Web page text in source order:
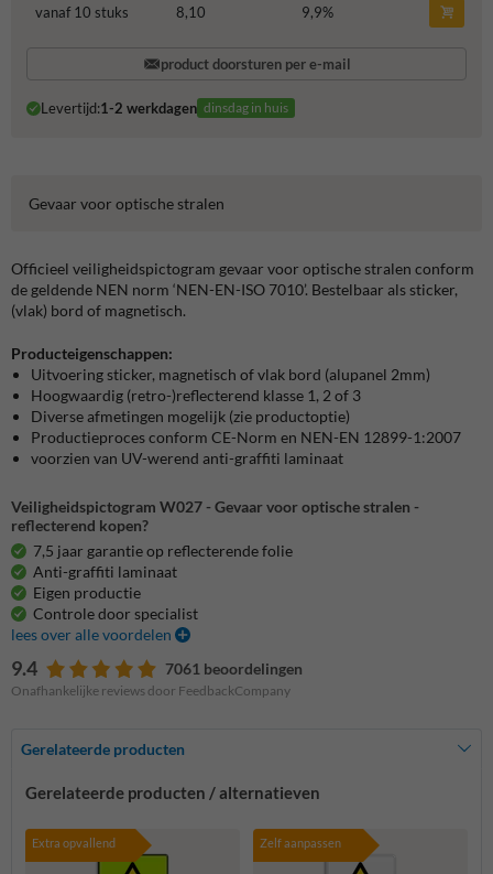
vanaf 10 stuks
8,10 9,9%
product doorsturen per e-mail
Levertijd:1-2 werkdagen dinsdag in huis
Gevaar voor optische stralen
Officieel veiligheidspictogram gevaar voor optische stralen conform
de geldende NEN norm ‘NEN-EN-ISO 7010’. Bestelbaar als sticker,
(vlak) bord of magnetisch.
Producteigenschappen:
Uitvoering sticker, magnetisch of vlak bord (alupanel 2mm)
Hoogwaardig (retro-)reflecterend klasse 1, 2 of 3
Diverse afmetingen mogelijk (zie productoptie)
Productieproces conform CE-Norm en NEN-EN 12899-1:2007
voorzien van UV-werend anti-graffiti laminaat
Veiligheidspictogram W027 - Gevaar voor optische stralen -
reflecterend kopen?
7,5 jaar garantie op reflecterende folie
Anti-graffiti laminaat
Eigen productie
Controle door specialist
lees over alle voordelen
9.4 7061 beoordelingen
Onafhankelijke reviews door FeedbackCompany
Gerelateerde producten
Gerelateerde producten / alternatieven
Extra opvallend Zelf aanpassen